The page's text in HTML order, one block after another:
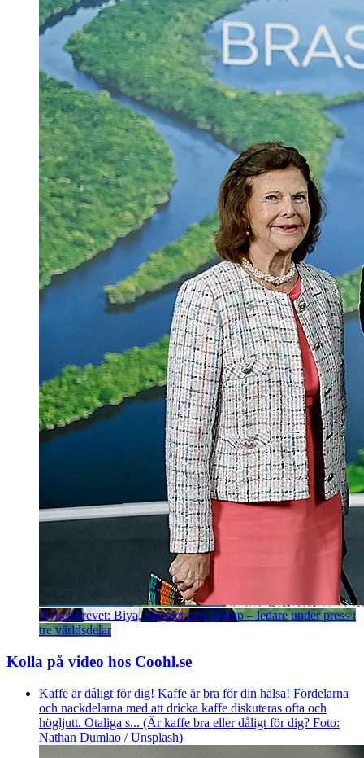
Nyhetsbrevet: Biya, Starmer och Trump – ledare under press i
tre världsdelar
Kolla på video hos Coohl.se
Kaffe är dåligt för dig! Kaffe är bra för din hälsa! Fördelarna
och nackdelarna med att dricka kaffe diskuteras ofta och
högljutt. Otaliga s... (Är kaffe bra eller dåligt för dig? Foto:
Nathan Dumlao / Unsplash)